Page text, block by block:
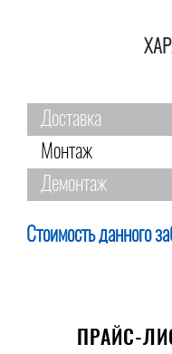
Доставка
Монтаж
Демонтаж
Стоимость данного
ПРАЙС-